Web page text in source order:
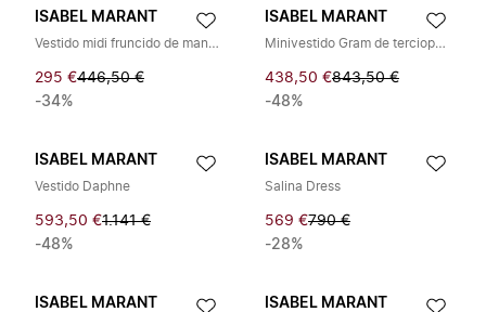
ISABEL MARANT
Vestido midi fruncido de manga larga
295 €446,50 €
-34%
ISABEL MARANT
Minivestido Gram de terciopelo con aberturas
438,50 €843,50 €
-48%
ISABEL MARANT
Vestido Daphne
593,50 €1.141 €
-48%
ISABEL MARANT
Salina Dress
569 €790 €
-28%
ISABEL MARANT ISABEL MARANT